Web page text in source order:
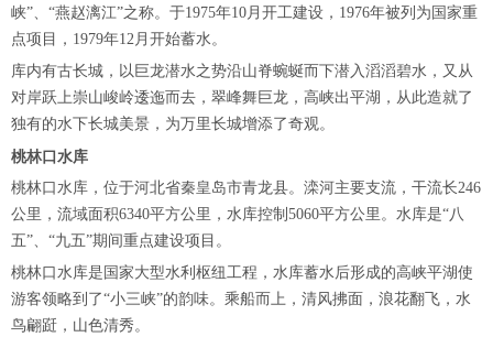
峡”、“燕赵漓江”之称。于1975年10月开工建设，1976年被列为国家重
点项目，1979年12月开始蓄水。
库内有古长城，以巨龙潜水之势沿山脊蜿蜒而下潜入滔滔碧水，又从
对岸跃上崇山峻岭逶迤而去，翠峰舞巨龙，高峡出平湖，从此造就了
独有的水下长城美景，为万里长城增添了奇观。
桃林口水库
桃林口水库，位于河北省秦皇岛市青龙县。滦河主要支流，干流长246
公里，流域面积6340平方公里，水库控制5060平方公里。水库是“八
五”、“九五”期间重点建设项目。
桃林口水库是国家大型水利枢纽工程，水库蓄水后形成的高峡平湖使
游客领略到了“小三峡”的韵味。乘船而上，清风拂面，浪花翻飞，水
鸟翩跹，山色清秀。